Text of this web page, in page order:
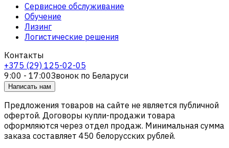
Сервисное обслуживание
Обучение
Лизинг
Логистические решения
Контакты
+375 (29) 125-02-05
9:00 - 17:00Звонок по Беларуси
Написать нам
Предложения товаров на сайте не является публичной
офертой. Договоры купли-продажи товара
оформляются через отдел продаж. Минимальная сумма
заказа составляет 450 белорусских рублей.